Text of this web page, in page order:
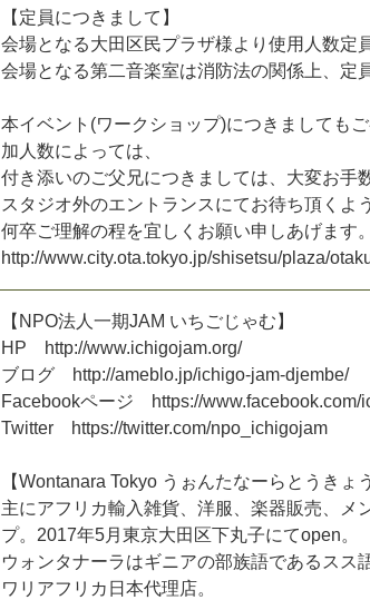
【 定 員につき ま して 】
会場と なる大田 区民プラザ様よ り 使用 人 数定
会場と なる第二音楽室は消防法の関係 上 定
本イベン ト (ワーク シ ョ ップ)につき ま して も ご
加 人 数に よ っては
付き添いのご父 兄につき ま しては 大変お手
ス タ ジオ外のエン ト ラ ンスにてお待ち頂 く よ う
何卒ご理解の程を宜 し く お願い申 しあげま す。
http://www.city.ota.tokyo.jp/shisetsu/p aza/otak
【 N PO法 人 一期JAM いち ごじ ゃむ 】
H P http://www.ichigojam.org/
ブロ グ http://ameb o.jp/ichigo-jam-djembe/
Facebookページ https://www.facebook.com/i
Twitter https://twitter.com/npo ichigojam
【Wontanara Tokyo う ぉんたなーら と う き ょ う
主にアフ リ カ輸 入雑貨 洋服 楽器販売 メ
プ。 2017年5月 東京大田 区下丸子にてopen。
ウ ォ ンタナーラはギニアの部族語である ス ス
ワ リ アフ リ カ 日 本代理店。